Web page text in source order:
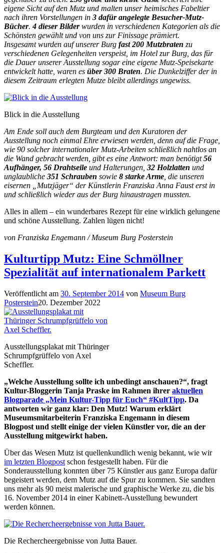
eigene Sicht auf den Mutz und malten unser heimisches Fabeltier
nach ihren Vorstellungen in 3 dafür angelegte Besucher-Mutz-
Bücher.4 dieser Bilderwurden in verschiedenen Kategorien als die
Schönsten gewählt und von uns zur Finissage prämiert.
Insgesamt wurden auf unserer Burg fast 200 Mutzbraten zu
verschiedenen Gelegenheiten verspeist, im Hotel zur Burg, das für
die Dauer unserer Ausstellung sogar eine eigene Mutz-Speisekarte
entwickelt hatte, waren es über 300 Braten. Die Dunkelziffer der in
diesem Zeitraum erlegten Mutze bleibt allerdings ungewiss.
Blick in die Ausstellung
Am Ende soll auch dem Burgteam und den Kuratoren der
Ausstellung noch einmal Ehre erwiesen werden, denn auf die Frage,
wie 90 solcher internationaler Mutz-Arbeiten schließlich nahtlos an
die Wand gebracht werden, gibt es eine Antwort: man benötigt56
Aufhänger, 56 Drahtseile und Halterungen, 32 Holzlatten und
unglaubliche 351 Schrauben sowie 8 starke Arme, die unseren
eisernen „Mutzjäger“ der Künstlerin Franziska Anna Faust erst in
und schließlich wieder aus der Burg hinaustragen mussten.
Alles in allem – ein wunderbares Rezept für eine wirklich gelungene
und schöne Ausstellung. Zahlen lügen nicht!
von Franziska Engemann / Museum Burg Posterstein
Kulturtipp Mutz: Eine Schmöllner
Spezialität auf internationalem Parkett
Veröffentlicht am 30. September 2014 von Museum Burg
Posterstein20. Dezember 2022
Ausstellungsplakat mit Thüringer
Schrumpfgrüffelo von Axel
Scheffler.
„Welche Ausstellung sollte ich unbedingt anschauen?“, fragt
Kultur-Bloggerin Tanja Praske im Rahmen ihrer aktuellen
Blogparade „Mein Kultur-Tipp für Euch“ #KultTipp. Da
antworten wir ganz klar: Den Mutz! Warum erklärt
Museumsmitarbeiterin Franziska Engemann in diesem
Blogpost und stellt einige der vielen Künstler vor, die an der
Ausstellung mitgewirkt haben.
Über das Wesen Mutz ist quellenkundlich wenig bekannt, wie wir
im letzten Blogpost schon festgestellt haben. Für die
Sonderausstellung konnten über 75 Künstler aus ganz Europa dafür
begeistert werden, dem Mutz auf die Spur zu kommen. Sie sandten
uns mehr als 90 meist malerische und graphische Werke zu, die bis
16. November 2014 in einer Kabinett-Ausstellung bewundert
werden können.
Die Rechercheergebnisse von Jutta Bauer.